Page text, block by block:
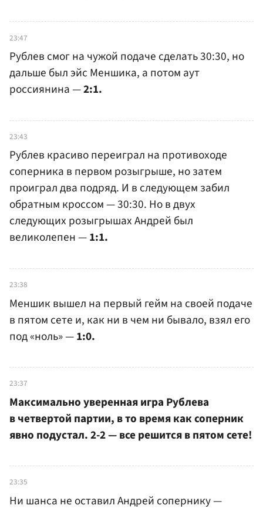
23:47
Рублев смог на чужой подаче сделать 30:30, но
дальше был эйс Меншика, а потом аут
россиянина —2:1.
23:43
Рублев красиво переиграл на противоходе
соперника в первом розыгрыше, но затем
проиграл два подряд. И в следующем забил
обратным кроссом — 30:30. Но в двух
следующих розыгрышах Андрей был
великолепен —1:1.
23:38
Меншик вышел на первый гейм на своей подаче
в пятом сете и, как ни в чем ни бывало, взял его
под «ноль» —1:0.
23:37
Максимально уверенная игра Рублева
в четвертой партии, в то время как соперник
явно подустал. 2-2 — все решится в пятом сете!
23:35
Ни шанса не оставил Андрей сопернику —